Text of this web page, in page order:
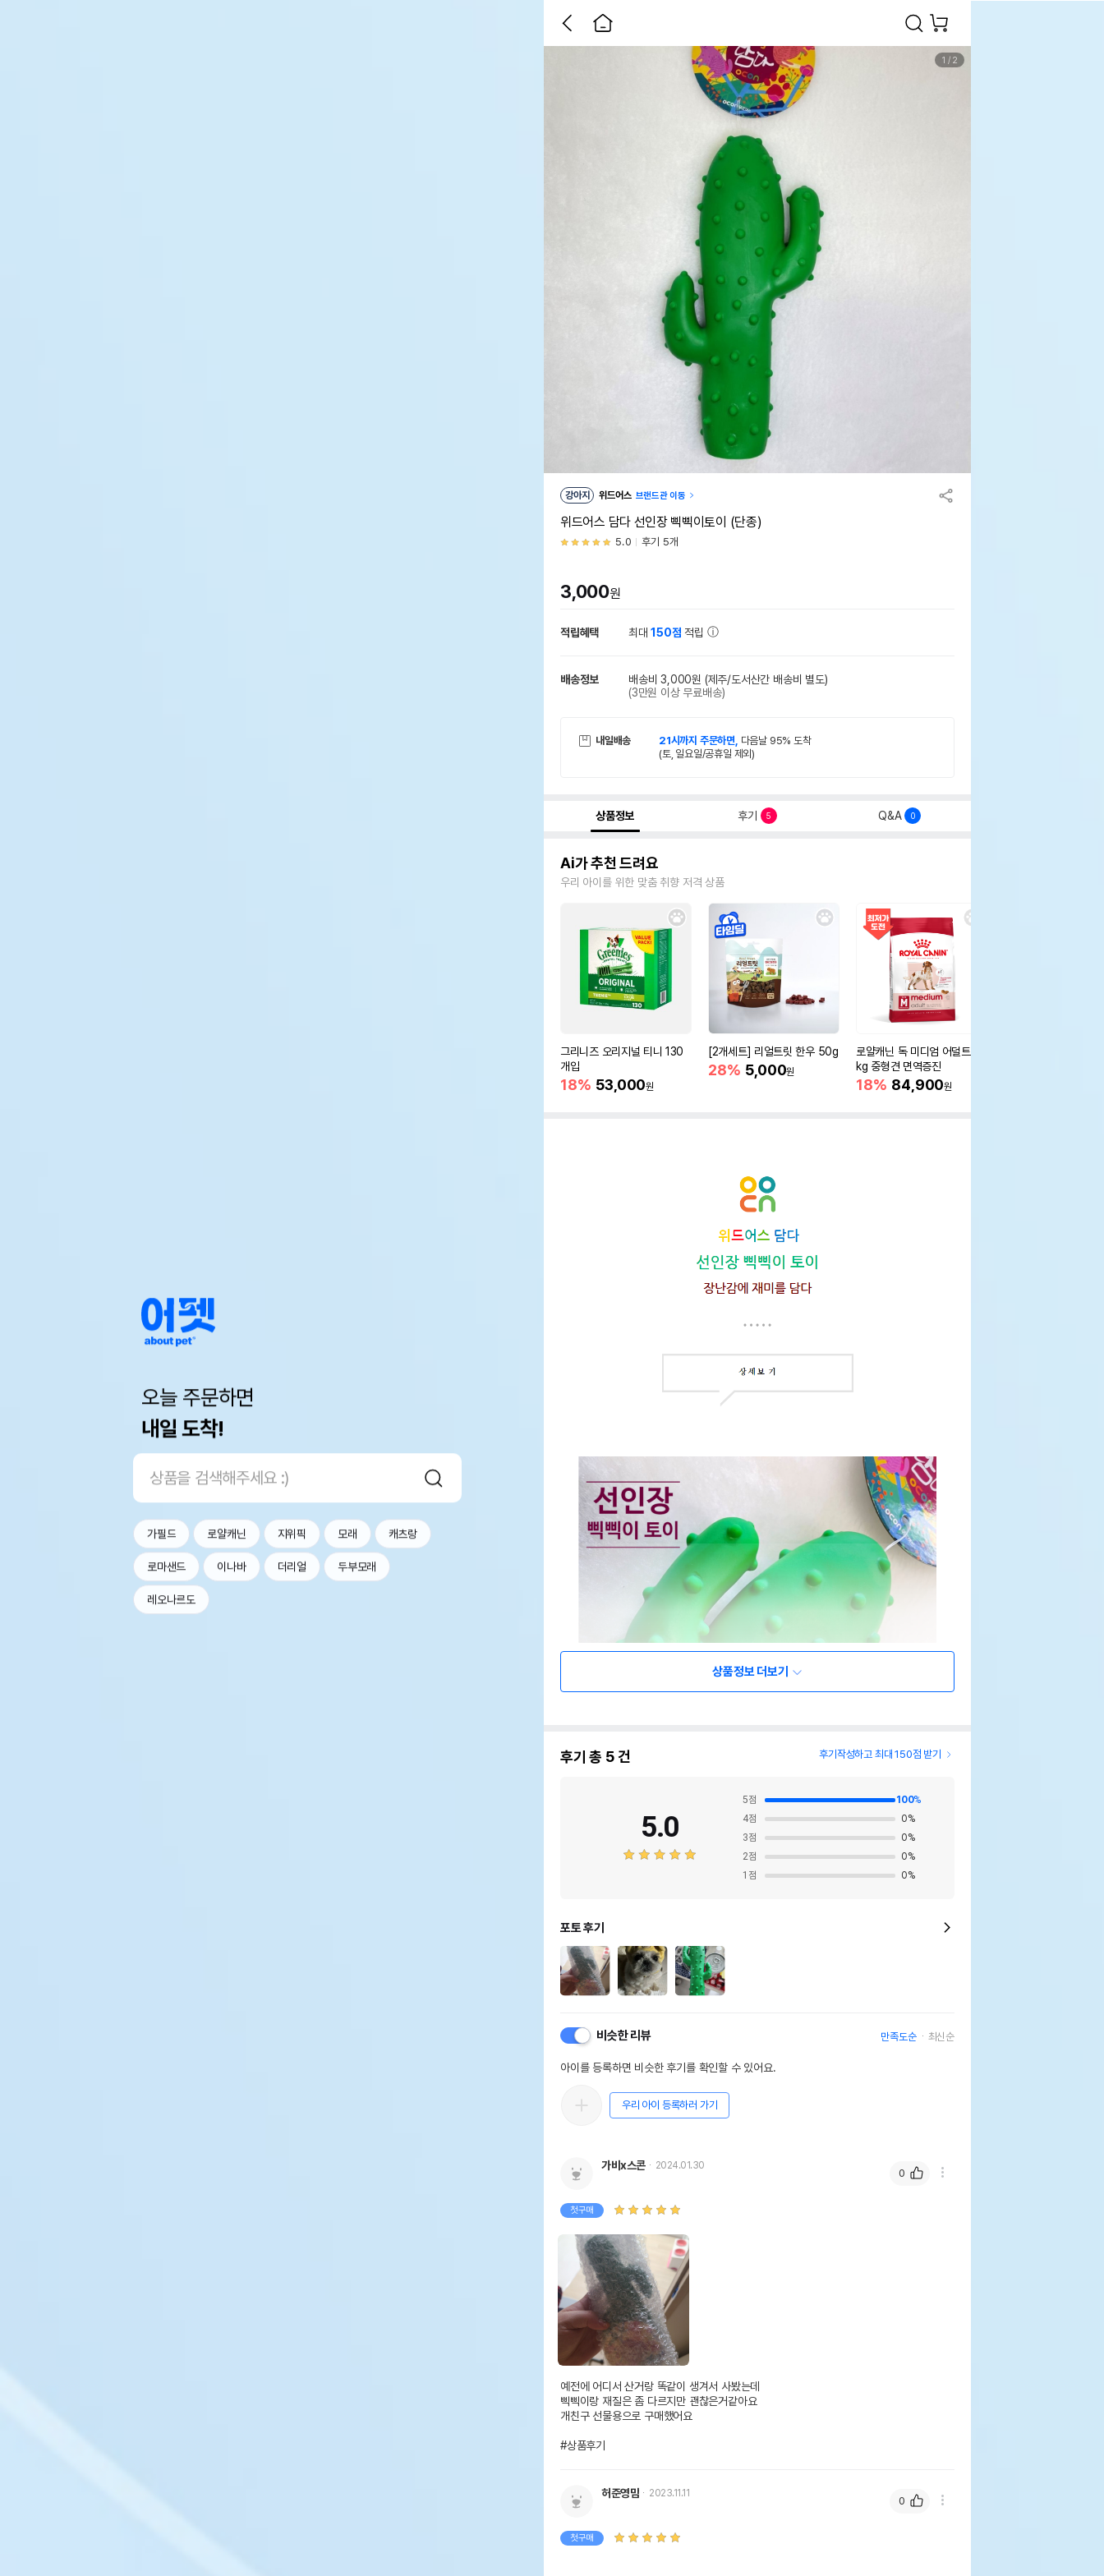
오늘 주문하면
내일 도착!
가필드 로얄캐닌 지위픽 모래 캐츠랑
로마샌드 이나바 더리얼 두부모래
레오나르도
1 / 2
강아지 위드어스 브랜드관 이동
위드어스 담다 선인장 삑삑이토이 (단종)
5.0 후기 5개
3,000원
적립혜택 최대150점 적립
배송정보 배송비 3,000원 (제주/도서산간 배송비 별도)
(3만원 이상 무료배송)
내일배송 21시까지 주문하면, 다음날 95% 도착
(토, 일요일/공휴일 제외)
상품정보 후기 5 Q&A 0
Ai가 추천 드려요
우리 아이를 위한 맞춤 취향 저격 상품
그리니즈 오리지널 티니 130
개입
18% 53,000원
[2개세트] 리얼트릿 한우 50g
28% 5,000원
로얄캐닌 독 미디엄 어덜트 10
kg 중형견 면역증진
18% 84,900원
상품정보 더보기
후기 총 5건 후기작성하고 최대 150점 받기
5.0
5점 100%
4점 0%
3점 0%
2점 0%
1 점 0%
포토 후기
비슷한 리뷰 만족도순 최신순
아이를 등록하면 비슷한 후기를 확인할 수 있어요.
우리 아이 등록하러 가기
가비x스콘 2024.01.30
첫구매
예전에 어디서 산거랑 똑같이 생겨서 사봤는데
삑삑이랑 재질은 좀 다르지만 괜찮은거같아요
개친구 선물용으로 구매했어요
#상품후기
0
허준영맘 2023.11.11
첫구매
0